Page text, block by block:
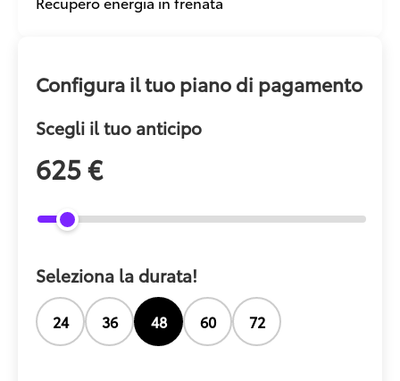
Configura il tuo piano di pagamento
Scegli il tuo anticipo
625 €
Seleziona la durata!
24 36 48 60 72